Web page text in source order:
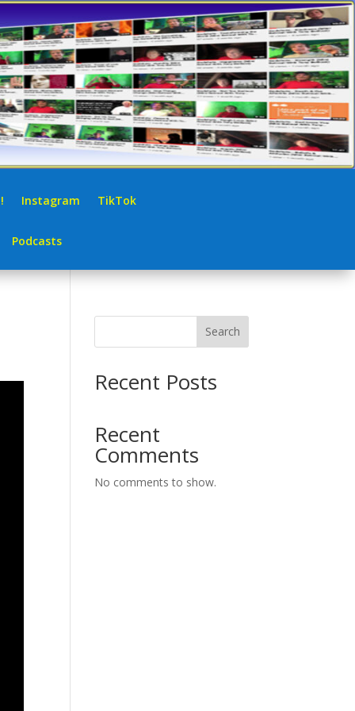
Instagram TikTok
Podcasts
Search
Recent Posts
Recent
Comments
No comments to show.